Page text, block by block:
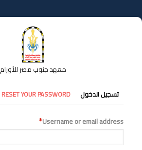
إلى
المحتوى
معهد جنوب مصر للأورام
التبويبات
الأساسية
تسجيل الدخول RESET YOUR PASSWORD
Username or email address